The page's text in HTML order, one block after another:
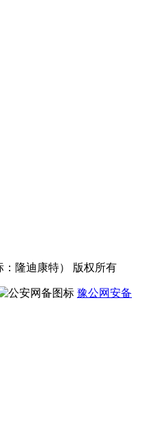
：隆迪康特） 版权所有
豫公网安备